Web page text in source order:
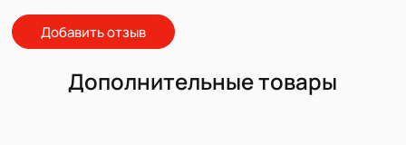
Добавить отзыв
Дополнительные товары